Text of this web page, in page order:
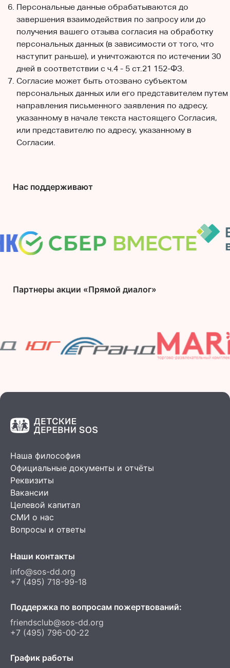
Персональные данные обрабатываются до
завершения взаимодействия по запросу или до
получения вашего отзыва согласия на обработку
персональных данных (в зависимости от того, что
наступит раньше), и уничтожаются по истечении 30
дней в соответствии с ч.4 - 5 ст.21 152-ФЗ.
Согласие может быть отозвано субъектом
персональных данных или его представителем путем
направления письменного заявления по адресу,
указанному в начале текста настоящего Согласия,
или представителю по адресу, указанному в
Согласии.
Нас поддерживают
Партнеры акции «Прямой диалог»
Наша философия
Официальные документы и отчёты
Реквизиты
Вакансии
Целевой капитал
СМИ о нас
Вопросы и ответы
Наши контакты
info@sos-dd.org
+7 (495) 718-99-18
Поддержка по вопросам пожертвований:
friendsclub@sos-dd.org
+7 (495) 796-00-22
График работы